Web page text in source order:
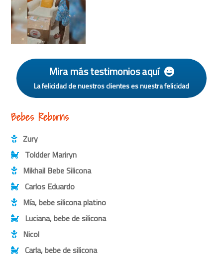
Mira más testimonios aquí
La felicidad de nuestros clientes es nuestra felicidad
Bebes Reborns
Zury
Toldder Mariryn
Mikhail Bebe Silicona
Carlos Eduardo
Mía, bebe silicona platino
Luciana, bebe de silicona
Nicol
Carla, bebe de silicona